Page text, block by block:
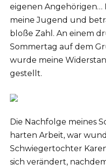
eigenen Angehörigen…
meine Jugend und
bloße Zahl. An einem
Sommertag auf dem
wurde meine
gestellt.
Die Nachfolge meines
harten Arbeit, war
Schwiegertochter
sich verändert,